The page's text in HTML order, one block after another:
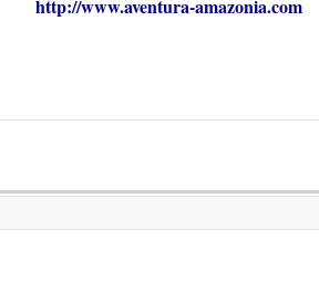
http://www.aventura-amazonia.com